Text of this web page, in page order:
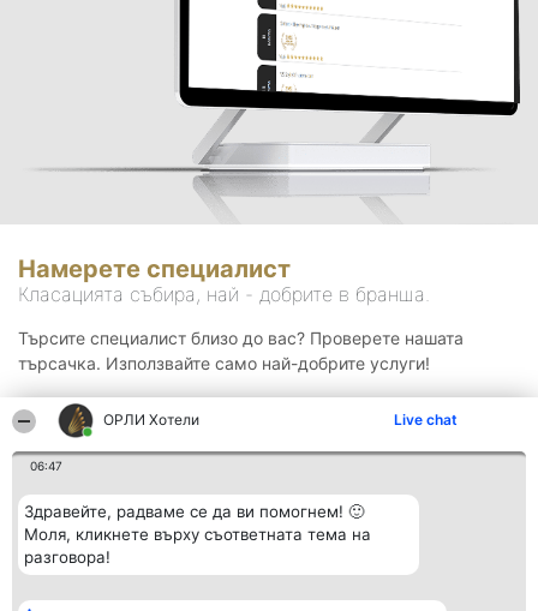
ОРЛИ Хотели Live chat
06:47
Здравейте, радваме се да ви помогнем! 🙂
Моля, кликнете върху съответната тема на
разговора!
Намерете специалист
Класацията събира, най - добрите в бранша.
Търсите специалист близо до вас? Проверете нашата
търсачка. Използвайте само най-добрите услуги!